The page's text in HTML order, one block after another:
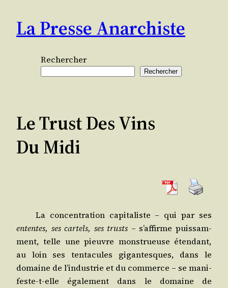
contenu
La Presse Anarchiste
Rechercher
Rechercher
Le Trust Des Vins
Du Midi
La concen­tra­tion capi­ta­liste – qui par ses
ententes, ses car­tels, ses trusts – s’affirme puis­sam­
ment, telle une pieuvre mons­trueuse éten­dant,
au loin ses ten­ta­cules gigan­tesques, dans le
domaine de l’industrie et du com­merce – se mani­
feste-t-elle éga­le­ment dans le domaine de